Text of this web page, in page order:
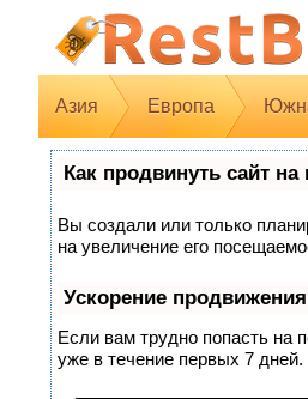
Азия Европа
Как продвинуть сайт
Вы создали или только
на увеличение его
Ускорение продвижения
Если вам трудно попасть на
уже в течение первых 7